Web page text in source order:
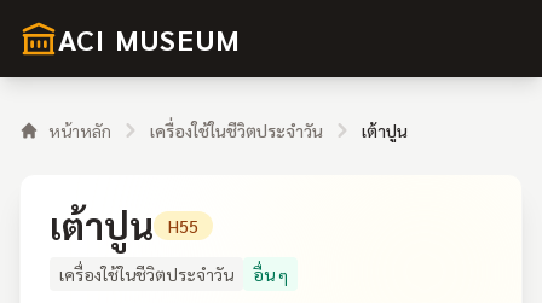
ACI MUSEUM
หน้าหลัก เครื่องใช้ในชีวิตประจำวัน เต้าปูน
เต้าปูน H55
เครื่องใช้ในชีวิตประจำวัน อื่น ๆ